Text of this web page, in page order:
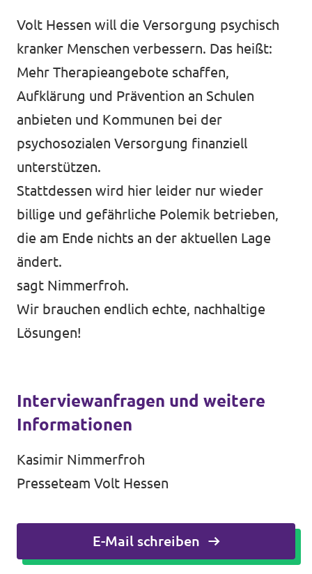
Volt Hessen will die Versorgung psychisch
kranker Menschen verbessern. Das heißt:
Mehr Therapieangebote schaffen,
Aufklärung und Prävention an Schulen
anbieten und Kommunen bei der
psychosozialen Versorgung finanziell
unterstützen.
Stattdessen wird hier leider nur wieder
billige und gefährliche Polemik betrieben,
die am Ende nichts an der aktuellen Lage
ändert.
sagt Nimmerfroh.
Wir brauchen endlich echte, nachhaltige
Lösungen!
Interviewanfragen und weitere
Informationen
Kasimir Nimmerfroh
Presseteam Volt Hessen
E-Mail schreiben